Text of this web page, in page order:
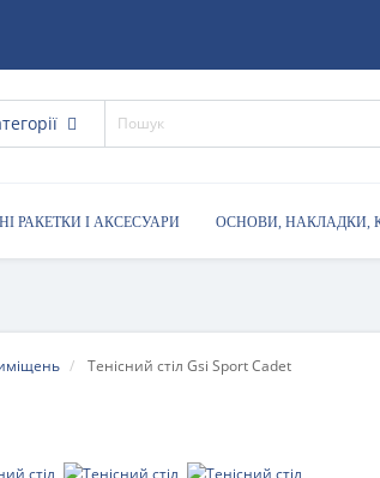
РАКЕТКИ І АКСЕСУАРИ ОСНОВИ, НАКЛАДКИ,
Тенісний стіл Gsi Sport Cadet